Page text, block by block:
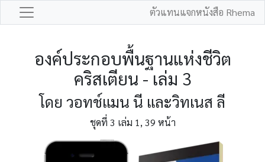
ตัวแทนแจกหนังสือ Rhema
องค์ประกอบพื้นฐานแห่งชีวิต
คริสเตียน - เล่ม 3
โดย วอทช์แมน นี และวิทเนส ลี
ชุดที่ 3 เล่ม 1, 39 หน้า